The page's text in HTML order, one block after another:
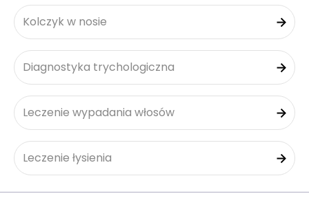
Kolczyk w nosie
Diagnostyka trychologiczna
Leczenie wypadania włosów
Leczenie łysienia